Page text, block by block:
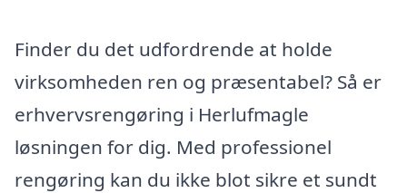
Finder du det udfordrende at holde
virksomheden ren og præsentabel? Så er
erhvervsrengøring i Herlufmagle
løsningen for dig. Med professionel
rengøring kan du ikke blot sikre et sundt